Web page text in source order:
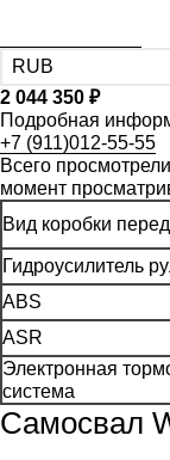
2 044 350 ₽
Подробная
+7 (911)012-55-55
Всего
момент
Вид коробки
Гидроусилитель
АВS
ASR
Электронная
система
Самосвал